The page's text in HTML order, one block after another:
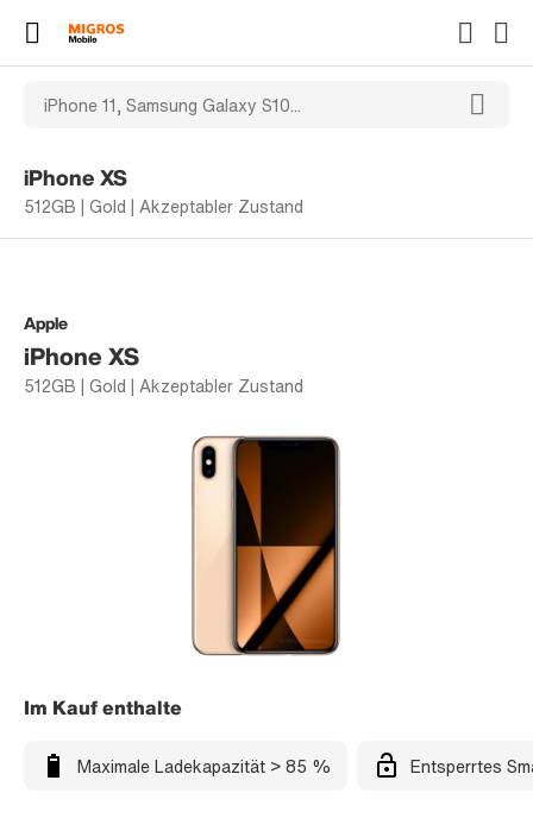
iPhone XS
512GB | Gold | Akzeptabler Zustand
Apple
iPhone XS
512GB | Gold | Akzeptabler Zustand
Im Kauf enthalte
Maximale Ladekapazität > 85 % Entsperrtes